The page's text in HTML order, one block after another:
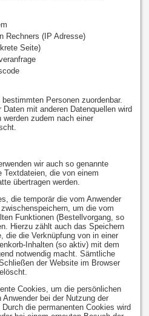
Rechners (IP Adresse)
Seite)
Personen zuordenbar.
mit anderen Datenquellen wird
zudem nach einer
wir auch so genannte
die von einem
übertragen werden.
die temporär die vom Anwender
um die vom
Funktionen (Bestellvorgang, so
Hierzu zählt auch das Speichern
die die Verknüpfung von in einer
Inhalten (so aktiv) mit dem
notwendig macht. Sämtliche
der Website im Browser
Cookies, um die persönlichen
bei der Nutzung der
die permanenten Cookies wird